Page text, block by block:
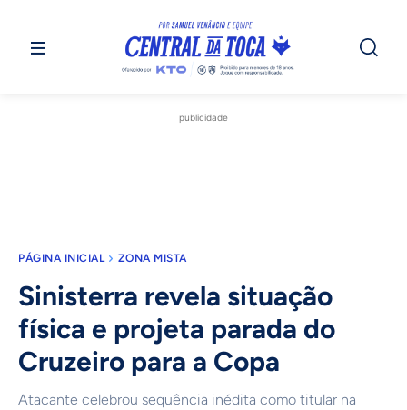
publicidade
PÁGINA INICIAL ZONA MISTA
Sinisterra revela situação
física e projeta parada do
Cruzeiro para a Copa
Atacante celebrou sequência inédita como titular na